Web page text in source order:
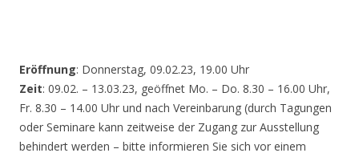
Eröffnung: Donnerstag, 09.02.23, 19.00 Uhr
Zeit: 09.02. – 13.03.23, geöffnet Mo. – Do. 8.30 – 16.00 Uhr,
Fr. 8.30 – 14.00 Uhr und nach Vereinbarung (durch Tagungen
oder Seminare kann zeitweise der Zugang zur Ausstellung
behindert werden – bitte informieren Sie sich vor einem